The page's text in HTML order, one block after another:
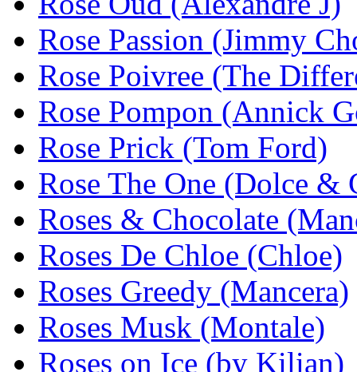
Rose Passion (Jimmy
Rose Poivree (The
Rose Pompon (Annick
Rose Prick (Tom Ford)
Rose The One (Dolce &
Roses & Chocolate
Roses De Chloe (Chloe)
Roses Greedy (Mancera)
Roses Musk (Montale)
Roses on Ice (by Kilian)